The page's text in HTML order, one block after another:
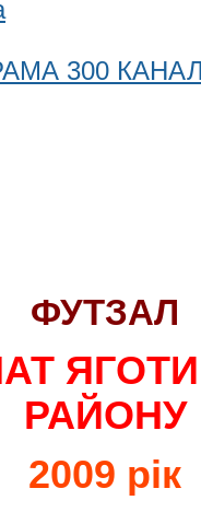
300
ФУТЗАЛ
РАЙОНУ
2009 рік